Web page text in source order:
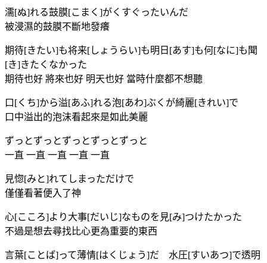
濡[ぬ]れる鼓膜[こまく]がくすぐったいんだ
被浸濕的鼓膜不斷地發癢
期待[きたい]も将来[しょうらい]も明日[あす]も何[なに]も聞
[き]きたくなかった
期待也好 將來也好 明天也好 當時什麼都不想聽
口[くち]から溢[あふ]れる泡[あわ]ぶくが綺麗[きれい]で
口中溢出的泡沫看起來是如此美麗
ずっとずっとずっとずっとずっと
一直 一直 一直 一直 一直
見惚[みと]れてしまっただけで
僅僅看著便入了神
心[こころ]より大事[だいじ]なものを見[み]つけたかった
不過是想去尋找比心更為重要的東西
言葉[ことば]って薄情[はくじょう]だ 水圧[すいあつ]で透明